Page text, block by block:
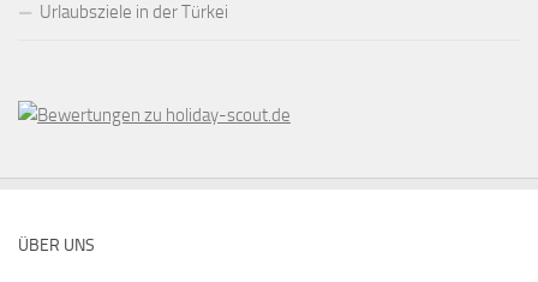
Urlaubsziele in der Türkei
ÜBER UNS